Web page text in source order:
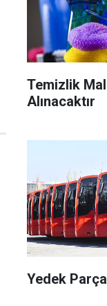
Temizlik
Alınacaktır
Yedek Parça